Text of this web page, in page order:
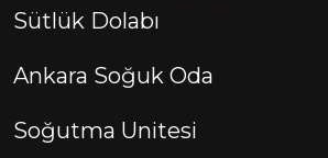
Sütlük Dolabı
Ankara Soğuk Oda
Soğutma Unitesi